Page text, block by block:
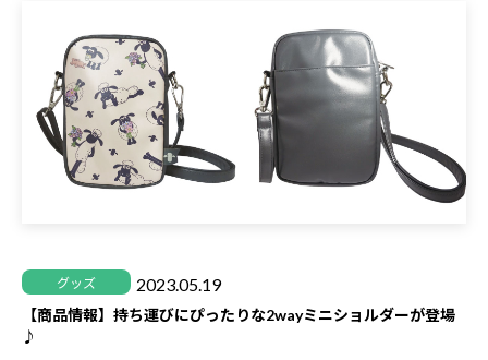
グッズ 2023.05.19
【商品情報】持ち運びにぴったりな2wayミニショルダーが登場
♪